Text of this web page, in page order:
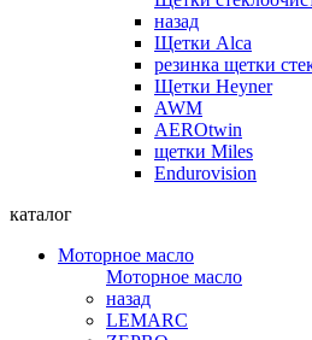
назад
Щетки Alca
резинка щетки
Щетки Heyner
AWM
AEROtwin
щетки Miles
Endurovision
каталог
Моторное масло
Моторное масло
назад
LEMARC